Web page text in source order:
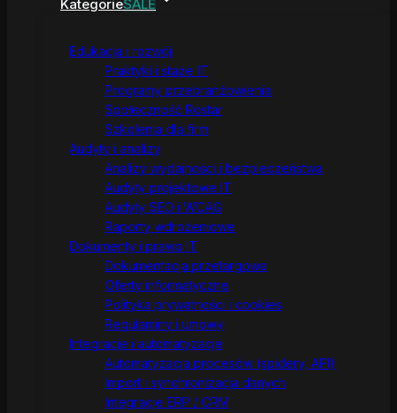
KategorieSALE
Edukacja i rozwój
Praktyki i staże IT
Programy przebranżowienia
Społeczność Rostar
Szkolenia dla firm
Audyty i analizy
Analizy wydajności i bezpieczeństwa
Audyty projektowe IT
Audyty SEO i WCAG
Raporty wdrożeniowe
Dokumenty i prawo IT
Dokumentacja przetargowa
Oferty informatyczne
Polityka prywatności i cookies
Regulaminy i umowy
Integracje i automatyzacje
Automatyzacja procesów (spidery, API)
Import i synchronizacja danych
Integracje ERP / CRM